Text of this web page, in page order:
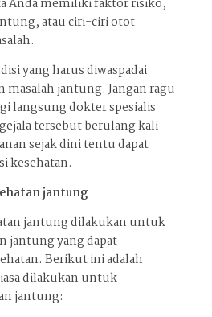
atau ciri-ciri otot
yang harus diwaspadai
jantung. Jangan ragu
langsung dokter spesialis
tersebut berulang kali
sejak dini tentu dapat
kesehatan.
jantung
jantung dilakukan untuk
jantung yang dapat
Berikut ini adalah
dilakukan untuk
jantung: